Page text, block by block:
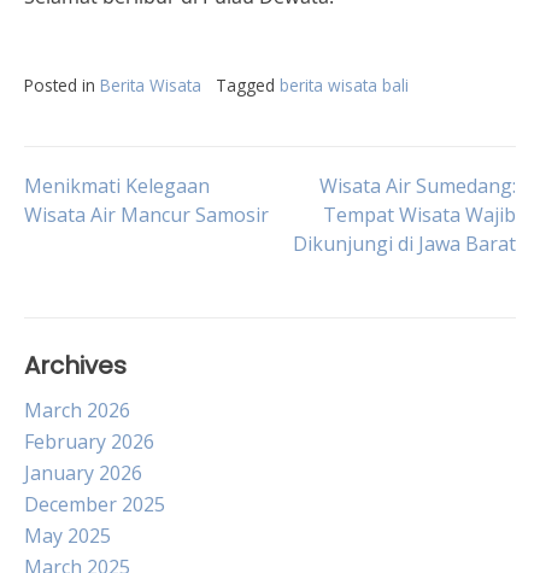
Posted in Berita Wisata Tagged berita wisata bali
Post
Menikmati Kelegaan
Wisata Air Mancur Samosir
Wisata Air Sumedang:
Tempat Wisata Wajib
Dikunjungi di Jawa Barat
Archives
March 2026
February 2026
January 2026
December 2025
May 2025
March 2025